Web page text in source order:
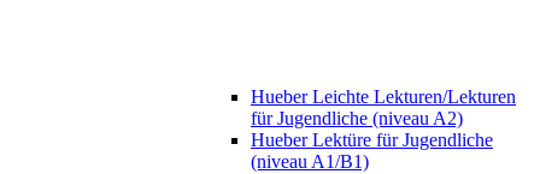
Hueber Leichte Lekturen/Lekturen
für Jugendliche (niveau A2)
Hueber Lektüre für Jugendliche
(niveau A1/B1)